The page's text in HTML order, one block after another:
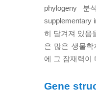
phylogeny 분
supplementary
히 담겨져 있음
은 많은 생물
에 그 잠재력이
Gene